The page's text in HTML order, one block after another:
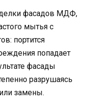
фасадов МДФ,
мытья с
портится
попадает
фасады
разрушаясь
замены.